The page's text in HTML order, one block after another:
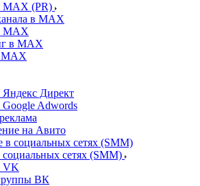
MAX (PR)
в MAX
MAX
в MAX
MAX
Яндекс Директ
Google Adwords
на Авито
сетях (SMM)
VK
ВК